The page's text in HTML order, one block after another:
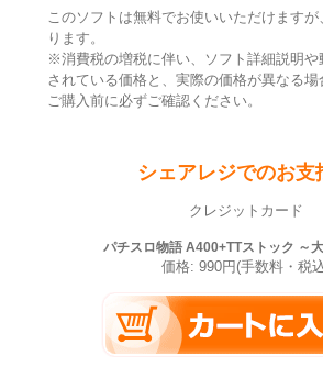
このソフトは無料でお使いいただけます
ります。
※消費税の増税に伴い、ソフト詳細説明や
されている価格と、実際の価格が異なる場
ご購入前に必ずご確認ください。
シェアレジでのお支
クレジットカード
パチスロ物語 A400+TTストック ～
価格: 990円(手数料・税